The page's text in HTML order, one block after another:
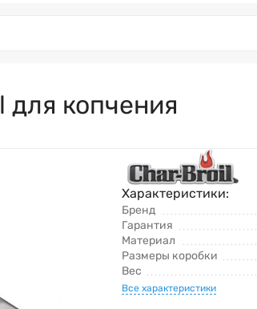
для копчения
Характеристики:
Бренд
Гарантия
Материал
Размеры коробки
Вес
Все характеристики